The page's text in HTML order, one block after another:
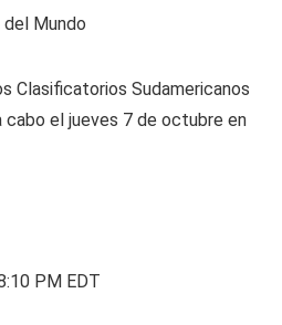
Mundo
Clasificatorios Sudamericanos
cabo el jueves 7 de octubre en
PM EDT